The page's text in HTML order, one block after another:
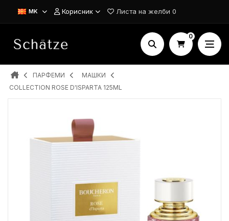
MK Корисник Листа на желби 0
0
ПАРФЕМИ
MAШКИ
COLLECTION ROSE D'ISPARTA 125ML